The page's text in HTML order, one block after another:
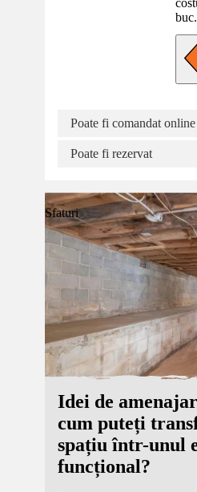
buc.
Poate fi comandat online
Poate fi rezervat
Sfaturi
Idei de
cum puteți
spațiu într-unul
funcțional?